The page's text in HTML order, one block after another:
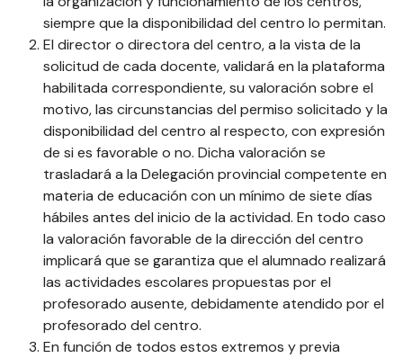
siempre que la disponibilidad del centro lo permitan.
El director o directora del centro, a la vista de la
solicitud de cada docente, validará en la plataforma
habilitada correspondiente, su valoración sobre el
motivo, las circunstancias del permiso solicitado y la
disponibilidad del centro al respecto, con expresión
de si es favorable o no. Dicha valoración se
trasladará a la Delegación provincial competente en
materia de educación con un mínimo de siete días
hábiles antes del inicio de la actividad. En todo caso
la valoración favorable de la dirección del centro
implicará que se garantiza que el alumnado realizará
las actividades escolares propuestas por el
profesorado ausente, debidamente atendido por el
profesorado del centro.
En función de todos estos extremos y previa